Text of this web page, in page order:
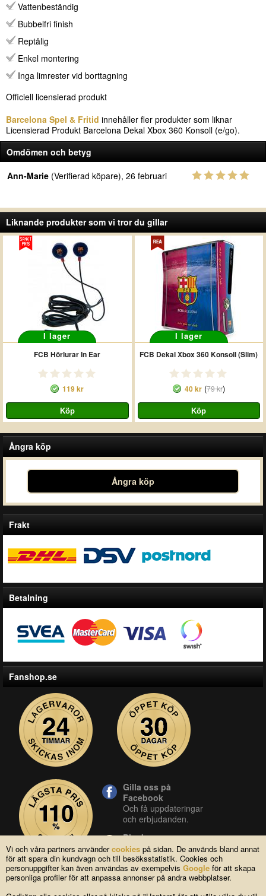
Vi och våra partners användercookies på sidan. De används bland annat
för att spara din kundvagn och till besöksstatistik. Cookies och
personuppgifter kan även användas av exempelvis Google för att skapa
personliga profiler för att anpassa annonser på andra webbplatser.
Vattenbeständig
Bubbelfri finish
Reptålig
Enkel montering
Inga limrester vid borttagning
Officiell licensierad produkt
Barcelona Spel & Fritid innehåller fler produkter som liknar
Licensierad Produkt Barcelona Dekal Xbox 360 Konsoll (e/go).
Omdömen och betyg
Ann-Marie (Verifierad köpare), 26 februari
Liknande produkter som vi tror du gillar
I lager
FCB Hörlurar In Ear
119 kr
I lager
FCB Dekal Xbox 360 Konsoll (Slim)
40 kr(79 kr)
Ångra köp
Ångra köp
Frakt
Betalning
Fanshop.se
Gilla oss på
Facebook
Och få uppdateringar
och erbjudanden.
Blocket
Vår butik på blocket.
YouTube
Se våra produkter live